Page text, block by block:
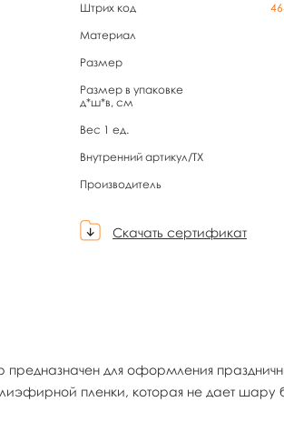
Штрих код
Материал
Размер
Размер в упаковке
д*ш*в, см
Вес 1 ед.
Внутренний артикул/TX
Производитель
Скачать сертификат
для оформления
пленки, которая не дает шару